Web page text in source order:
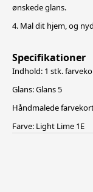
ønskede glans.
4. Mal dit hjem, og
Specifikationer
Indhold: 1 stk.
Glans: Glans 5
Håndmalede
Farve: Light Lime 1E